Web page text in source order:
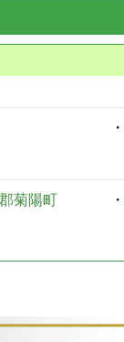
・
菊陽町 ・